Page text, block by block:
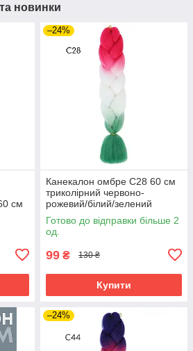
новинки
см
–24%
Канекалон омбре C28 60 см
триколірний червоно-
рожевий/білий/зелений
Готово до відправки більше 2
од.
99 ₴ 130 ₴
Купити
–24%